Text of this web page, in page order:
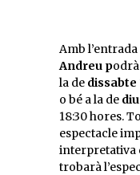
Amb
Andreu p
la de dissabte
o bé a la de
18:30 hores.
espectacle
interpretativa
trobarà